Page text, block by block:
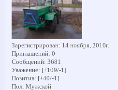
Зарегистрирован: 14 ноября, 2010г.
Приглашений: 0
Сообщений: 3681
Уважение: [+109/-1]
Позитив: [+40/-1]
Пол: Мужской